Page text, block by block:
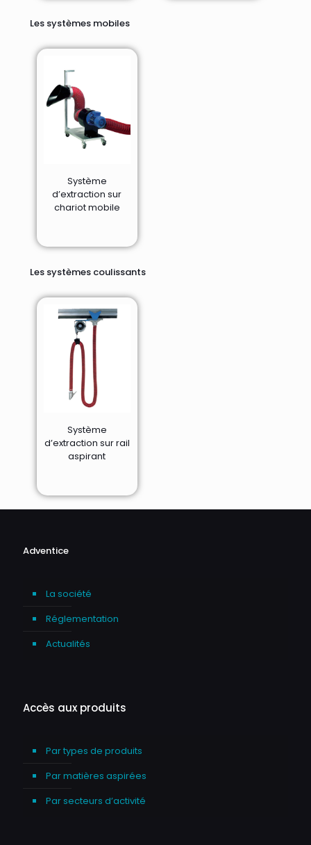
Les systèmes mobiles
Système
d’extraction sur
chariot mobile
Les systèmes coulissants
Système
d’extraction sur rail
aspirant
Adventice
La société
Réglementation
Actualités
Accès aux produits
Par types de produits
Par matières aspirées
Par secteurs d’activité